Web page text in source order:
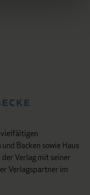
Backen sowie Haus
Verlag mit seiner
Verlagspartner im